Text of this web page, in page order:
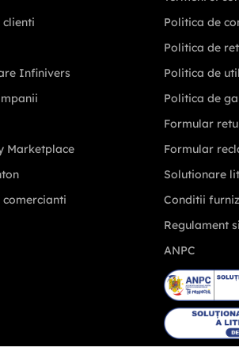
Infinivers
Marketplace
Politica de
Politica de
Politica de
Politica de
Formular
Formular
Solutionare
Conditii
Regulament
ANPC